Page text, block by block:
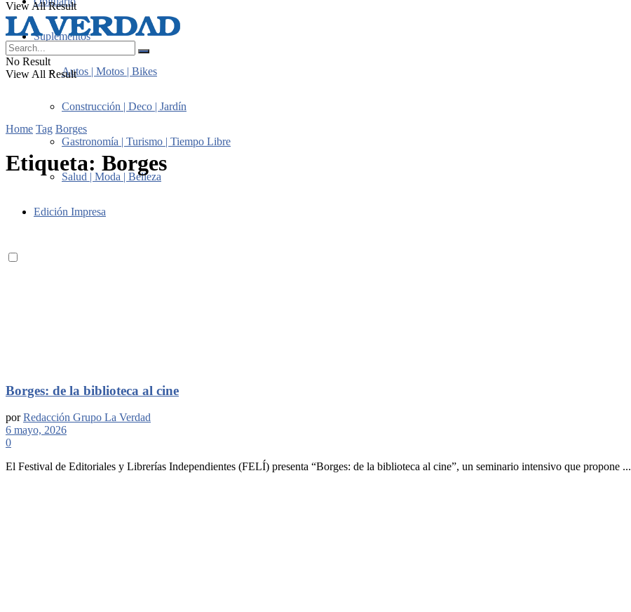
Suplementos
Autos | Motos | Bikes
Construcción | Deco | Jardín
Gastronomía | Turismo | Tiempo Libre
Salud | Moda | Belleza
Edición Impresa
View All Result
No Result
View All Result
Home Tag Borges
Etiqueta: Borges
Borges: de la biblioteca al cine
por Redacción Grupo La Verdad
6 mayo, 2026
0
El Festival de Editoriales y Librerías Independientes (FELÍ) presenta “Borges: de la biblioteca al cine”, un seminario intensivo que propone ...